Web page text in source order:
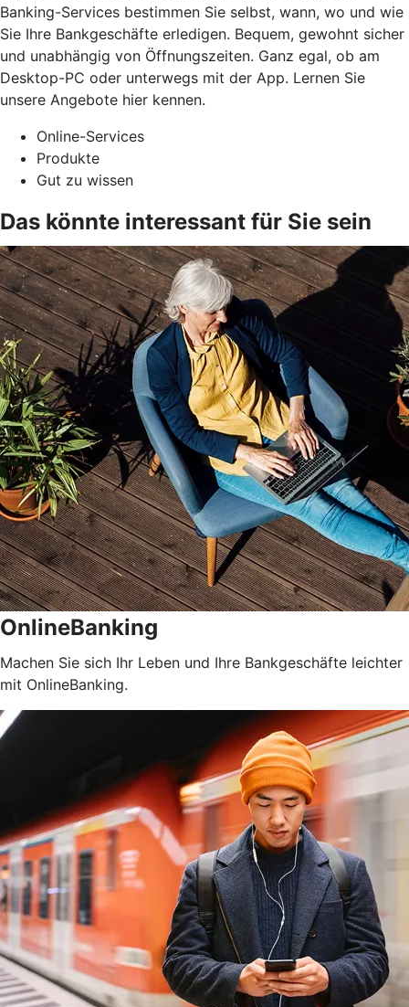
Banking-Services bestimmen Sie selbst, wann, wo und wie
Sie Ihre Bankgeschäfte erledigen. Bequem, gewohnt sicher
und unabhängig von Öffnungszeiten. Ganz egal, ob am
Desktop-PC oder unterwegs mit der App. Lernen Sie
unsere Angebote hier kennen.
Online-Services
Produkte
Gut zu wissen
Das könnte interessant für Sie sein
OnlineBanking
Machen Sie sich Ihr Leben und Ihre Bankgeschäfte leichter
mit OnlineBanking.